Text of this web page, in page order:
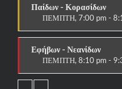
Παίδων - Κορασίδων
ΠΕΜΠΤΗ, 7:00 pm -
Εφήβων - Νεανίδων
ΠΕΜΠΤΗ, 8:10 pm -